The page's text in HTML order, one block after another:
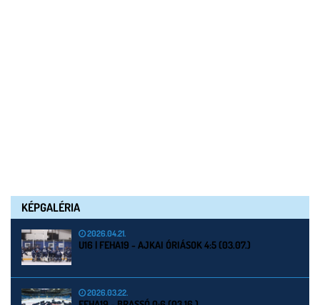
KÉPGALÉRIA
2026.04.21.
U16 | FEHA19 - AJKAI ÓRIÁSOK 4:5 (03.07.)
2026.03.22.